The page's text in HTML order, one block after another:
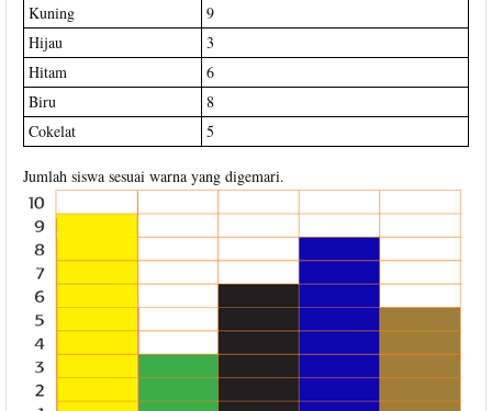
Kuning
9
Hijau
3
Hitam
6
Biru
8
Cokelat
5
Jumlah siswa sesuai warna yang digemari.